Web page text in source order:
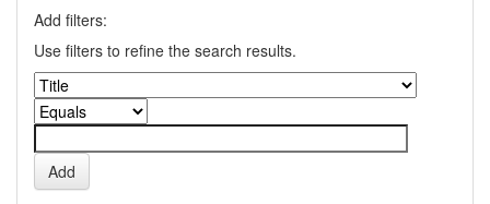
Add filters:
Use filters to refine the search results.